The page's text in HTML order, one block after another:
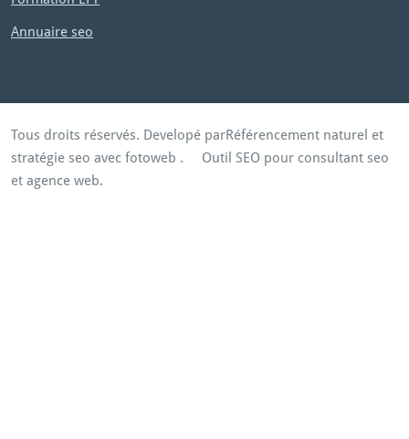
Annuaire seo
Tous droits réservés. Developé parRéférencement naturel et
stratégie seo avec fotoweb . Outil SEO pour consultant seo
et agence web.